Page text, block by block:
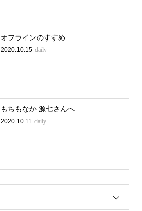
オフラインのすすめ
2020.10.15 daily
もちもなか 源七さんへ
2020.10.11 daily